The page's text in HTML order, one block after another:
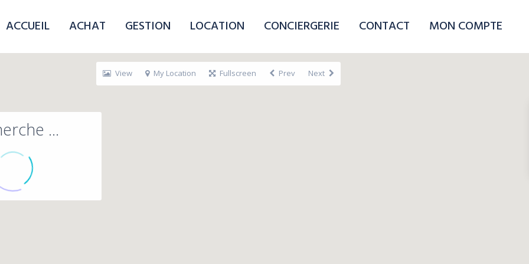
ACCUEIL ACHAT GESTION LOCATION CONCIERGERIE CONTACT MON COMPTE
...
View My Location Fullscreen Prev Next